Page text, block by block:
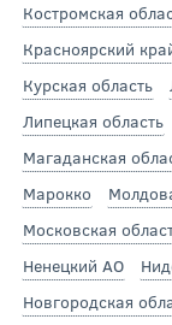
Костромская
Красноярский
Курская область
Липецкая область
Магаданская
Марокко
Московская
Ненецкий АО
Новгородская